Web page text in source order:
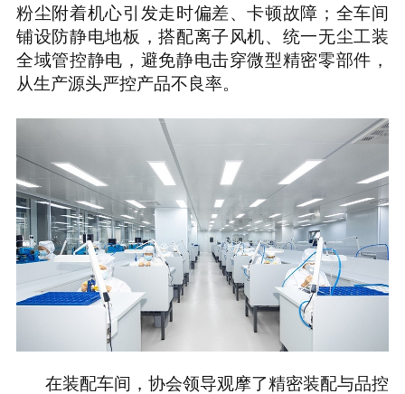
粉尘附着机心引发走时偏差、卡顿故障；全车间
铺设防静电地板，搭配离子风机、统一无尘工装
全域管控静电，避免静电击穿微型精密零部件，
从生产源头严控产品不良率。
在装配车间，协会领导观摩了精密装配与品控